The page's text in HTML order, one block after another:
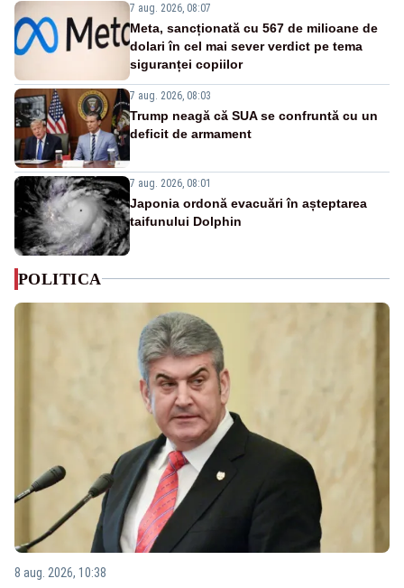
7 aug. 2026, 08:07
Meta, sancționată cu 567 de milioane de
dolari în cel mai sever verdict pe tema
siguranței copiilor
7 aug. 2026, 08:03
Trump neagă că SUA se confruntă cu un
deficit de armament
7 aug. 2026, 08:01
Japonia ordonă evacuări în așteptarea
taifunului Dolphin
POLITICA
8 aug. 2026, 10:38